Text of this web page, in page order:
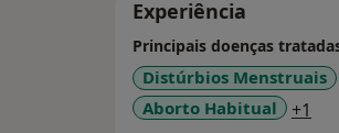
Experiência
Principais doenças
Distúrbios Menstruais
Aborto Habitual
+1